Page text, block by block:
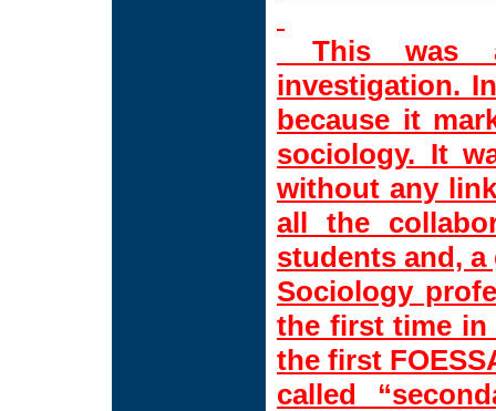
This was a
investigation.
because it
sociology. It
without any
all the
students and, a
Sociology
the first time in
the first
called